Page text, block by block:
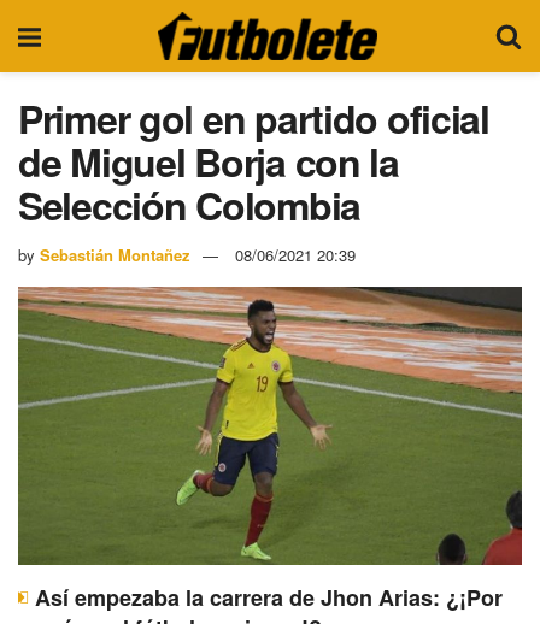
Primer gol en partido oficial
de Miguel Borja con la
Selección Colombia
by Sebastián Montañez 08/06/2021 20:39
Así empezaba la carrera de Jhon Arias: ¿¡Por